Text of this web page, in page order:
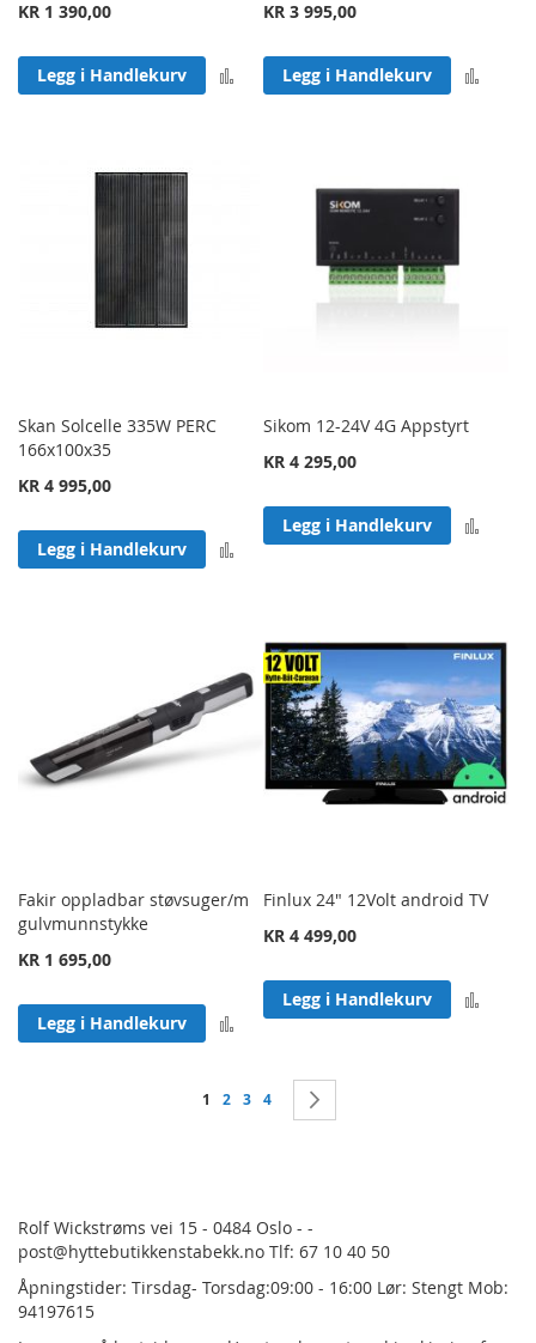
KR 1 390,00
Legg i Handlekurv Legg til sammenligning
KR 3 995,00
Legg i Handlekurv
Skan Solcelle 335W PERC
166x100x35
KR 4 995,00
Legg i Handlekurv Legg til sammenligning
Sikom 12-24V 4G Appstyrt
KR 4 295,00
Legg i Handlekurv
Fakir oppladbar støvsuger/m
gulvmunnstykke
KR 1 695,00
Legg i Handlekurv Legg til sammenligning
Finlux 24" 12Volt android TV
KR 4 499,00
Legg i Handlekurv
Side
You're currently reading page
1 Side
2 Side
3 Side
4
Rolf Wickstrøms vei 15 - 0484 Oslo - -
post@hyttebutikkenstabekk.no Tlf: 67 10 40 50
Åpningstider: Tirsdag- Torsdag:09:00 - 16:00 Lør: Stengt Mob:
94197615